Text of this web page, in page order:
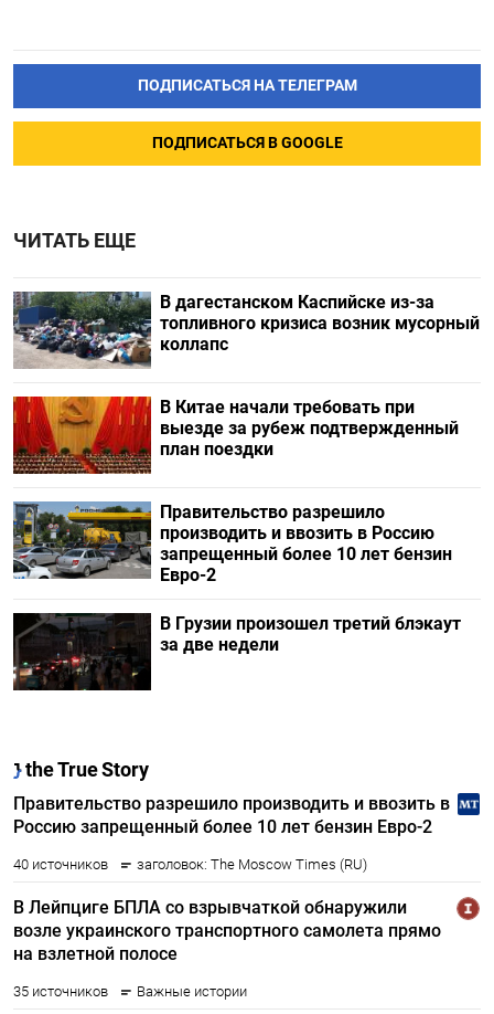
ПОДПИСАТЬСЯ НА ТЕЛЕГРАМ
ПОДПИСАТЬСЯ В GOOGLE
ЧИТАТЬ ЕЩЕ
В дагестанском Каспийске из-за
топливного кризиса возник мусорный
коллапс
В Китае начали требовать при
выезде за рубеж подтвержденный
план поездки
Правительство разрешило
производить и ввозить в Россию
запрещенный более 10 лет бензин
Евро-2
В Грузии произошел третий блэкаут
за две недели